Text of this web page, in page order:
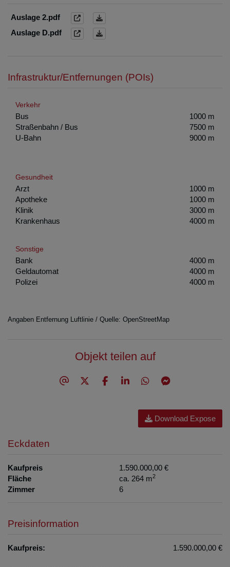
Auslage 2.pdf
Auslage D.pdf
Infrastruktur/Entfernungen (POIs)
Verkehr
Bus
1000 m
Straßenbahn / Bus
7500 m
U-Bahn
9000 m
Gesundheit
Arzt
1000 m
Apotheke
1000 m
Klinik
3000 m
Krankenhaus
4000 m
Sonstige
Bank
4000 m
Geldautomat
4000 m
Polizei
4000 m
Angaben Entfernung Luftlinie / Quelle: OpenStreetMap
Objekt teilen auf
Download Expose
Eckdaten
Kaufpreis
1.590.000,00 €
Fläche
ca. 264 m2
Zimmer 6
Preisinformation
Kaufpreis: 1.590.000,00 €